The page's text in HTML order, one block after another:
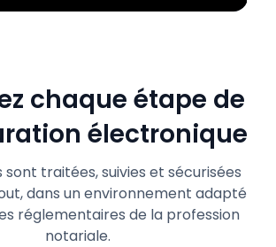
chaque étape de
électronique
traitées, suivies et sécurisées
dans un environnement adapté
réglementaires de la profession
notariale.